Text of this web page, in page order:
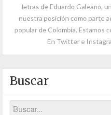
letras de Eduardo Galeano,
nuestra posición como parte
popular de Colombia. Estamos
En Twitter e
Buscar